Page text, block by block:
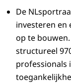
De
investeren en
op te
structureel
professionals